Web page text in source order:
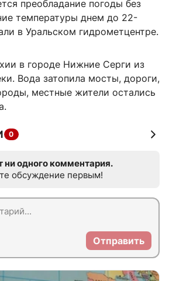
преобладание погоды без
температуры днем до 22-
в Уральском гидрометцентре.
в городе Нижние Серги из
Вода затопила мосты, дороги,
местные жители остались
0
ни одного комментария.
обсуждение первым!
Отправить